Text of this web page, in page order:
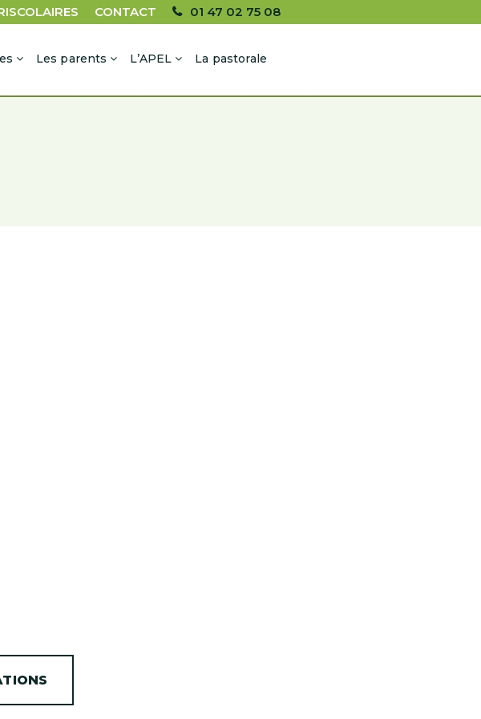
01 47 02 75 08
CONTACT
Les parents L’APEL La pastorale